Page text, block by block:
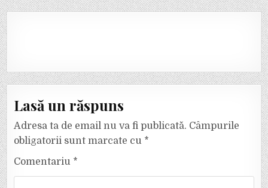
Lasă un răspuns
Adresa ta de email nu va fi publicată. Câmpurile
obligatorii sunt marcate cu *
Comentariu *